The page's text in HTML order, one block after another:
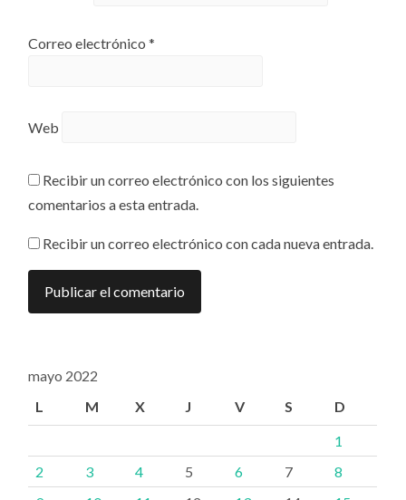
Correo electrónico*
Web
Recibir un correo electrónico con los siguientes
comentarios a esta entrada.
Recibir un correo electrónico con cada nueva entrada.
mayo 2022
L
M X J V S D
1
2
3 4 5 6 7
8